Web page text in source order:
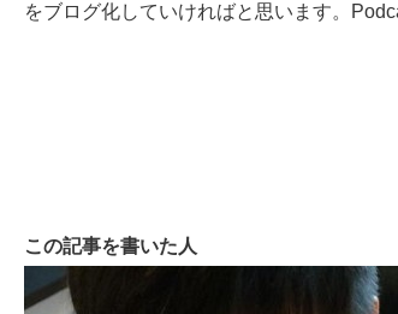
をブログ化していければと思います。
この記事を書いた人